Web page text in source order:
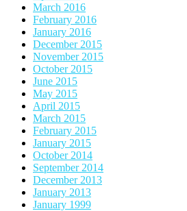
March 2016
February 2016
January 2016
December 2015
November 2015
October 2015
June 2015
May 2015
April 2015
March 2015
February 2015
January 2015
October 2014
September 2014
December 2013
January 2013
January 1999